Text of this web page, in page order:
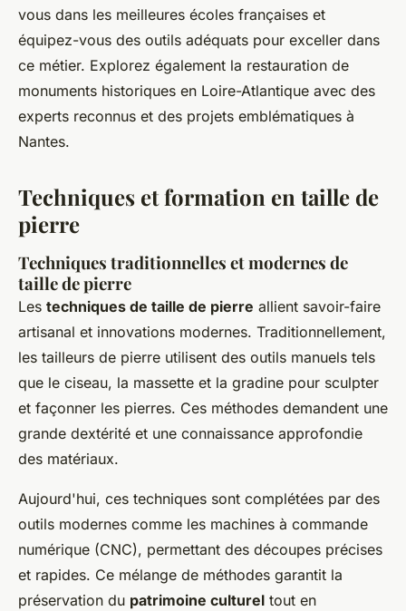
vous dans les meilleures écoles françaises et
équipez-vous des outils adéquats pour exceller dans
ce métier. Explorez également la restauration de
monuments historiques en Loire-Atlantique avec des
experts reconnus et des projets emblématiques à
Nantes.
Techniques et formation en taille de
pierre
Techniques traditionnelles et modernes de
taille de pierre
Les techniques de taille de pierre allient savoir-faire
artisanal et innovations modernes. Traditionnellement,
les tailleurs de pierre utilisent des outils manuels tels
que le ciseau, la massette et la gradine pour sculpter
et façonner les pierres. Ces méthodes demandent une
grande dextérité et une connaissance approfondie
des matériaux.
Aujourd'hui, ces techniques sont complétées par des
outils modernes comme les machines à commande
numérique (CNC), permettant des découpes précises
et rapides. Ce mélange de méthodes garantit la
préservation du patrimoine culturel tout en